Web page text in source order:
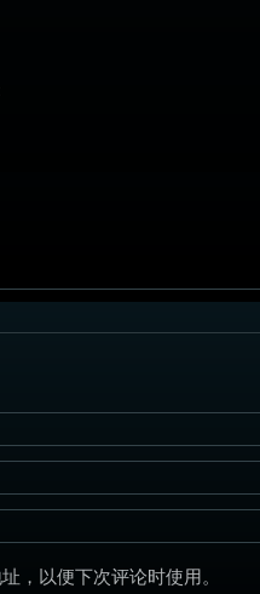
，以便下次评论时使用。